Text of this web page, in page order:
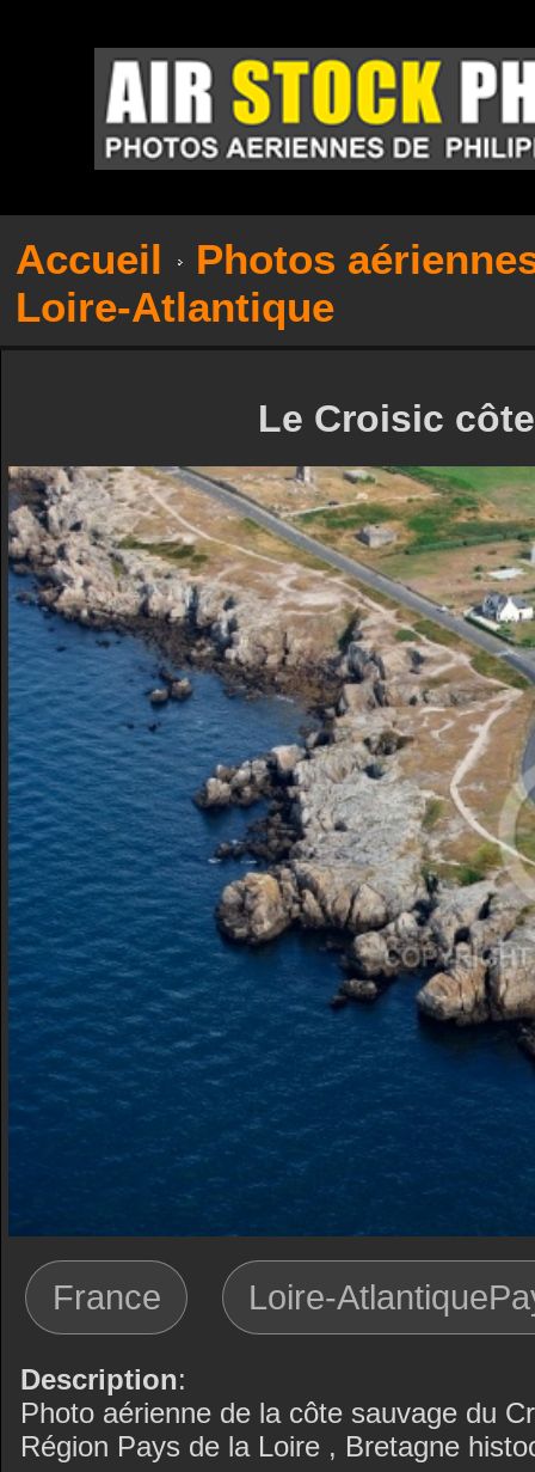
Accueil
Photos
Loire-Atlantique
Le Croisic
France Loire-
Description:
Photo aérienne de la côte sauvage du
Région Pays de la Loire , Bretagne